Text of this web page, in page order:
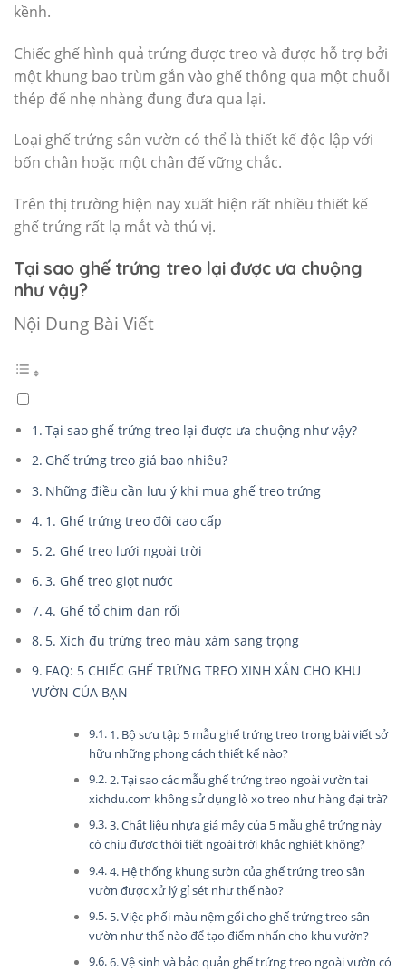
kềnh.
Chiếc ghế hình quả trứng được treo và được hỗ trợ bởi
một khung bao trùm gắn vào ghế thông qua một chuỗi
thép để nhẹ nhàng đung đưa qua lại.
Loại ghế trứng sân vườn có thể là thiết kế độc lập với
bốn chân hoặc một chân đế vững chắc.
Trên thị trường hiện nay xuất hiện rất nhiều thiết kế
ghế trứng rất lạ mắt và thú vị.
Tại sao ghế trứng treo lại được ưa chuộng
như vậy?
Nội Dung Bài Viết
Tại sao ghế trứng treo lại được ưa chuộng như vậy?
Ghế trứng treo giá bao nhiêu?
Những điều cần lưu ý khi mua ghế treo trứng
1. Ghế trứng treo đôi cao cấp
2. Ghế treo lưới ngoài trời
3. Ghế treo giọt nước
4. Ghế tổ chim đan rối
5. Xích đu trứng treo màu xám sang trọng
FAQ: 5 CHIẾC GHẾ TRỨNG TREO XINH XẮN CHO KHU
VƯỜN CỦA BẠN
1. Bộ sưu tập 5 mẫu ghế trứng treo trong bài viết sở
hữu những phong cách thiết kế nào?
2. Tại sao các mẫu ghế trứng treo ngoài vườn tại
xichdu.com không sử dụng lò xo treo như hàng đại trà?
3. Chất liệu nhựa giả mây của 5 mẫu ghế trứng này
có chịu được thời tiết ngoài trời khắc nghiệt không?
4. Hệ thống khung sườn của ghế trứng treo sân
vườn được xử lý gỉ sét như thế nào?
5. Việc phối màu nệm gối cho ghế trứng treo sân
vườn như thế nào để tạo điểm nhấn cho khu vườn?
6. Vệ sinh và bảo quản ghế trứng treo ngoài vườn có